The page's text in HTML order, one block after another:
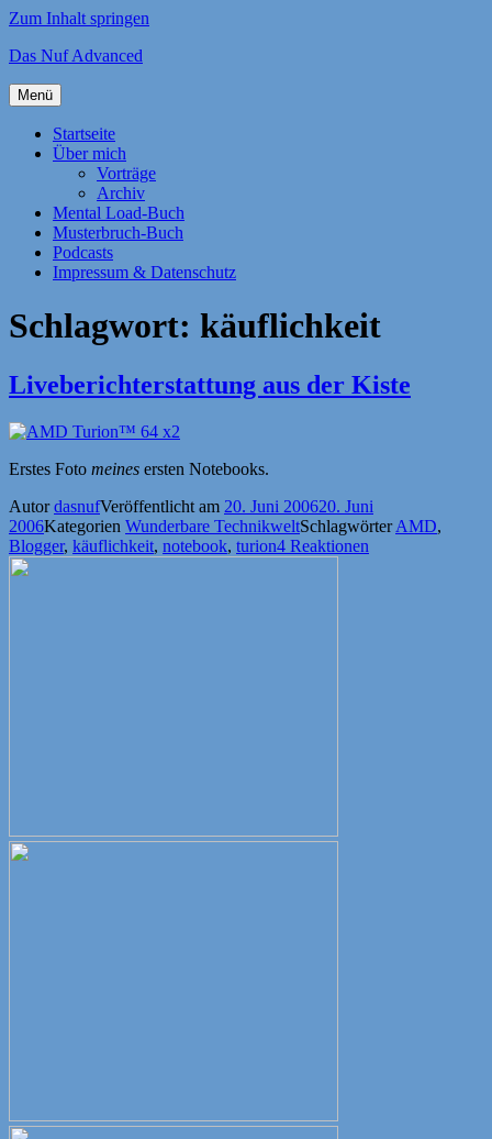
Zum Inhalt springen
Das Nuf Advanced
Menü
Startseite
Über mich
Vorträge
Archiv
Mental Load-Buch
Musterbruch-Buch
Podcasts
Impressum & Datenschutz
Schlagwort: käuflichkeit
Liveberichterstattung aus der Kiste
Erstes Foto meines ersten Notebooks.
AutordasnufVeröffentlicht am 20. Juni 200620. Juni
2006Kategorien Wunderbare TechnikweltSchlagwörterAMD,
Blogger, käuflichkeit, notebook, turion4 Reaktionen